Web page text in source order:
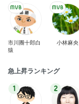
市川團十郎白
猿
小林麻央
急上昇ランキング
1 2